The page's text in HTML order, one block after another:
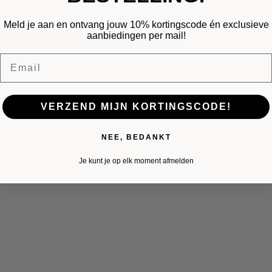
Pearl Chroom-Black
Meld je aan en ontvang jouw 10% kortingscode én exclusieve
aanbiedingen per mail!
VERZEND MIJN KORTINGSCODE!
NEE, BEDANKT
Je kunt je op elk moment afmelden